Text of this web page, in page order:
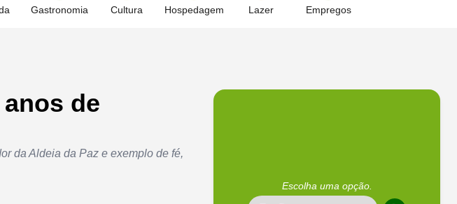
Gastronomia Cultura Hospedagem Lazer Empregos
de
da Aldeia da Paz e exemplo de fé,
Escolha uma opção.